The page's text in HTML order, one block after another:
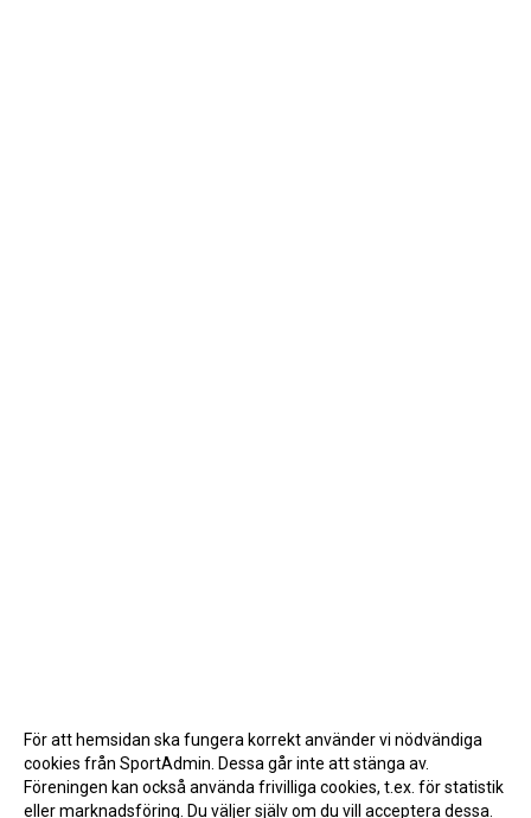
För att hemsidan ska fungera korrekt använder vi nödvändiga
cookies från SportAdmin. Dessa går inte att stänga av.
Föreningen kan också använda frivilliga cookies, t.ex. för statistik
eller marknadsföring. Du väljer själv om du vill acceptera dessa.